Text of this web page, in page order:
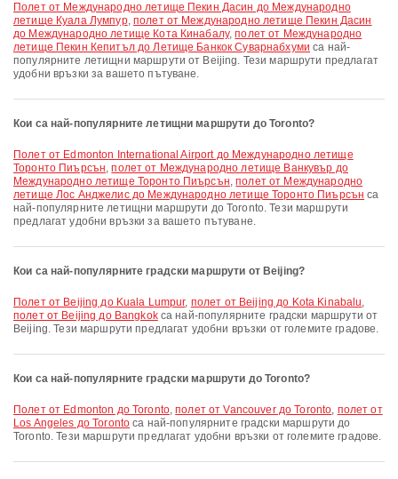
полет от Международно летище Пекин Дасин до Международно
летище Куала Лумпур, полет от Международно летище Пекин Дасин
до Международно летище Кота Кинабалу,полет от Международно
летище Пекин Кепитъл до Летище Банкок Суварнабхуми са най-
популярните летищни маршрути от Beijing. Тези маршрути предлагат
удобни връзки за вашето пътуване.
Кои са най-популярните летищни маршрути до Toronto?
полет от Edmonton International Airport до Международно летище
Торонто Пиърсън,полет от Международно летище Ванкувър до
Международно летище Торонто Пиърсън,полет от Международно
летище Лос Анджелис до Международно летище Торонто Пиърсън са
най-популярните летищни маршрути до Toronto. Тези маршрути
предлагат удобни връзки за вашето пътуване.
Кои са най-популярните градски маршрути от Beijing?
полет от Beijing до Kuala Lumpur, полет от Beijing до Kota Kinabalu,
полет от Beijing до Bangkokса най-популярните градски маршрути от
Beijing. Тези маршрути предлагат удобни връзки от големите градове.
Кои са най-популярните градски маршрути до Toronto?
полет от Edmonton до Toronto,полет от Vancouver до Toronto, полет от
Los Angeles до Toronto са най-популярните градски маршрути до
Toronto. Тези маршрути предлагат удобни връзки от големите градове.